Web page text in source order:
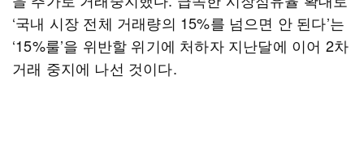
‘국내 시장 전체 거래량의 15%를 넘으면 안 된다’는
‘15%룰’을 위반할 위기에 처하자 지난달에 이어 2차
거래 중지에 나선 것이다.